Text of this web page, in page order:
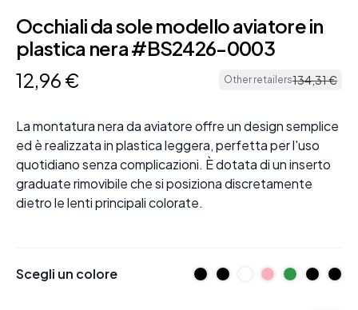
Occhiali da sole modello aviatore in
plastica nera #BS2426-0003
12,96 € Other retailers134,31€
La montatura nera da aviatore offre un design semplice
ed è realizzata in plastica leggera, perfetta per l'uso
quotidiano senza complicazioni. È dotata di un inserto
graduate rimovibile che si posiziona discretamente
dietro le lenti principali colorate.
Scegli un colore